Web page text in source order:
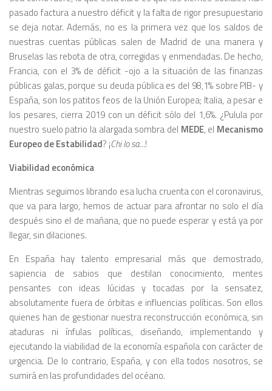
pasado factura a nuestro déficit y la falta de rigor presupuestario
se deja notar. Además, no es la primera vez que los saldos de
nuestras cuentas públicas salen de Madrid de una manera y
Bruselas las rebota de otra, corregidas y enmendadas. De hecho,
Francia, con el 3% de déficit -ojo a la situación de las finanzas
públicas galas, porque su deuda pública es del 98,1% sobre PIB- y
España, son los patitos feos de la Unión Europea; Italia, a pesar e
los pesares, cierra 2019 con un déficit sólo del 1,6%. ¿Pulula por
nuestro suelo patrio la alargada sombra del MEDE, el Mecanismo
Europeo de Estabilidad? ¡Chi lo sa…!
Viabilidad económica
Mientras seguimos librando esa lucha cruenta con el coronavirus,
que va para largo, hemos de actuar para afrontar no solo el día
después sino el de mañana, que no puede esperar y está ya por
llegar, sin dilaciones.
En España hay talento empresarial más que demostrado,
sapiencia de sabios que destilan conocimiento, mentes
pensantes con ideas lúcidas y tocadas por la sensatez,
absolutamente fuera de órbitas e influencias políticas. Son ellos
quienes han de gestionar nuestra reconstrucción económica, sin
ataduras ni ínfulas políticas, diseñando, implementando y
ejecutando la viabilidad de la economía española con carácter de
urgencia. De lo contrario, España, y con ella todos nosotros, se
sumirá en las profundidades del océano.